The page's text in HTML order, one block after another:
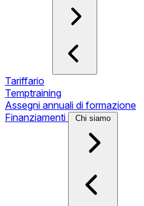
Tariffario
Temptraining
Assegni annuali di formazione
Finanziamenti
Chi siamo